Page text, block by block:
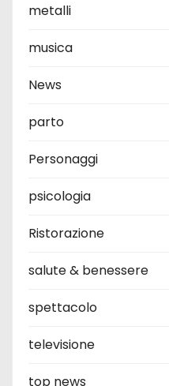
metalli
musica
News
parto
Personaggi
psicologia
Ristorazione
salute & benessere
spettacolo
televisione
top news